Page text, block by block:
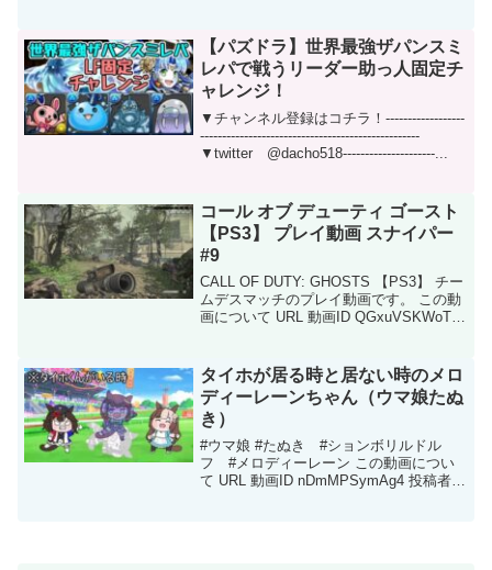
【パズドラ】世界最強ザパンスミ
レパで戦うリーダー助っ人固定チ
ャレンジ！
▼チャンネル登録はコチラ！------------------
--------------------------------------------------
▼twitter @dacho518---------------------...
コール オブ デューティ ゴースト
【PS3】 プレイ動画 スナイパー
#9
CALL OF DUTY: GHOSTS 【PS3】 チー
ムデスマッチのプレイ動画です。 この動
画について URL 動画ID QGxuVSKWoTk
タイホが居る時と居ない時のメロ
ディーレーンちゃん（ウマ娘たぬ
き）
#ウマ娘 #たぬき #ションボリルドル
フ #メロディーレーン この動画につい
て URL 動画ID nDmMPSymAg4 投稿者